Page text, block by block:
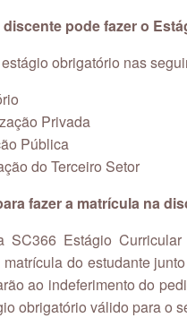
pode fazer o
obrigatório nas
Privada
Pública
do Terceiro Setor
fazer a matrícula na
SC366 Estágio
do estudante
ao indeferimento do
obrigatório válido para o